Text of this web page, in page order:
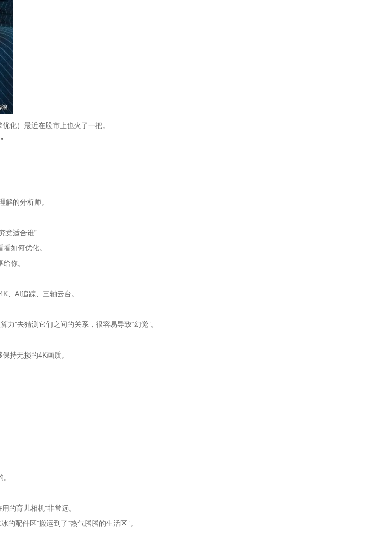
化）最近在股市上也火了一把。
的分析师。
竟适合谁”
如何优化。
你。
、AI追踪、三轴云台。
”去猜测它们之间的关系，很容易导致“幻觉”。
持无损的4K画质。
的育儿相机”非常远。
配件区”搬运到了“热气腾腾的生活区”。